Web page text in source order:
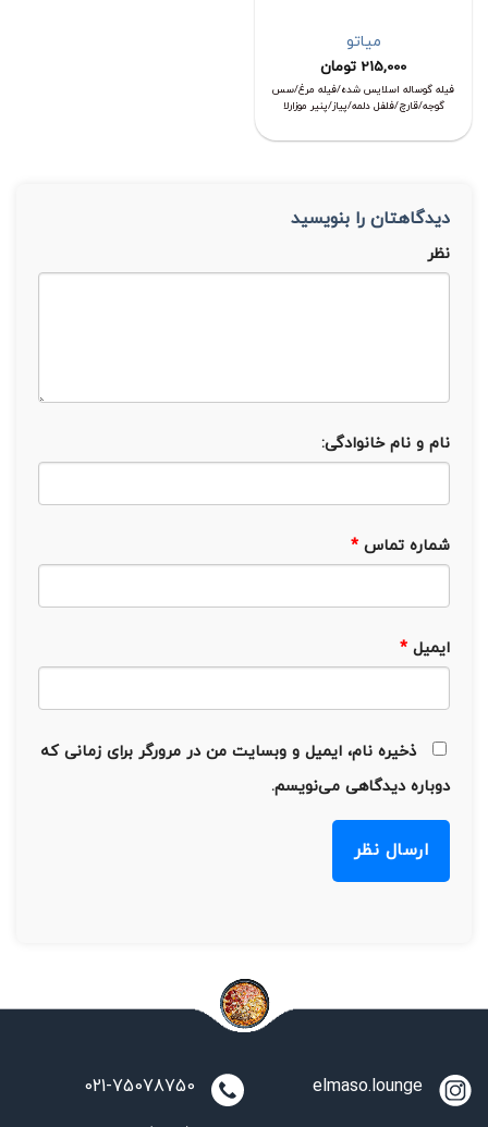
میاتو
215,000 تومان
فیله گوساله اسلایس شده/فیله مرغ/سس
گوجه/قارچ/فلفل دلمه/پیاز/پنیر موزارلا
دیدگاهتان را بنویسید
نظر
نام و نام خانوادگی:
شماره تماس *
ایمیل *
ذخیره نام، ایمیل و وبسایت من در مرورگر برای زمانی که
دوباره دیدگاهی می‌نویسم.
elmaso.lounge